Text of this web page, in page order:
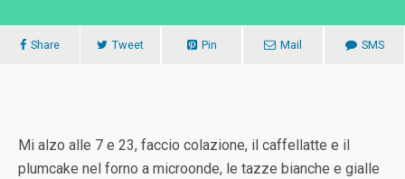
Share Tweet Pin Mail SMS
Mi alzo alle 7 e 23, faccio colazione, il caffellatte e il
plumcake nel forno a microonde, le tazze bianche e gialle